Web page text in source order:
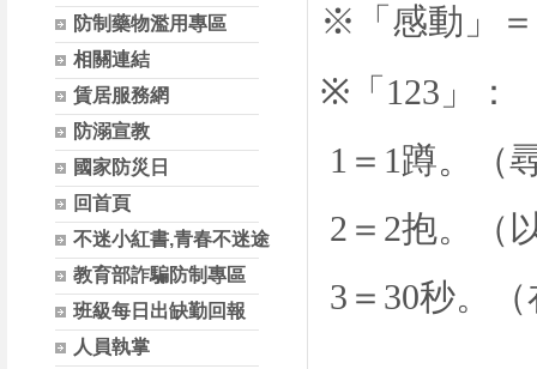
防制藥物濫用專區
相關連結
賃居服務網
防溺宣教
國家防災日
回首頁
不迷小紅書,青春不迷途
教育部詐騙防制專區
班級每日出缺勤回報
人員執掌
※「感動」
※「 123 」：
1 ＝ 1蹲。（
2 ＝ 2抱。（
3 ＝ 30秒。